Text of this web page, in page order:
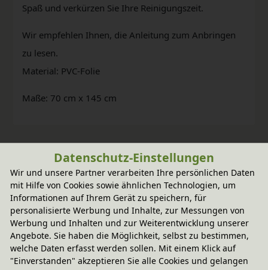
Spaß und verkürzen Sie Ihre Reinigungszeit.
Wir empfehlen Ihnen, die Anleitung zum Anbringen
zu lesen.
Material: PVC-Folie
Maße: 70 cm x 145 cm
Fairer Paketversand
Datenschutz-Einstellungen
Wir und unsere Partner verarbeiten Ihre persönlichen Daten
mit Hilfe von Cookies sowie ähnlichen Technologien, um
Informationen auf Ihrem Gerät zu speichern, für
personalisierte Werbung und Inhalte, zur Messungen von
Werbung und Inhalten und zur Weiterentwicklung unserer
Angebote. Sie haben die Möglichkeit, selbst zu bestimmen,
welche Daten erfasst werden sollen. Mit einem Klick auf
"Einverstanden" akzeptieren Sie alle Cookies und gelangen